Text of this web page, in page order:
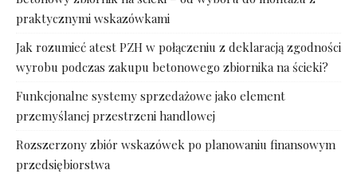
praktycznymi wskazówkami
Jak rozumieć atest PZH w połączeniu z deklaracją zgodności
wyrobu podczas zakupu betonowego zbiornika na ścieki?
Funkcjonalne systemy sprzedażowe jako element
przemyślanej przestrzeni handlowej
Rozszerzony zbiór wskazówek po planowaniu finansowym
przedsiębiorstwa